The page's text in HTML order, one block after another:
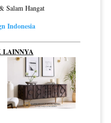
Salam Hangat
Indonesia
LAINNYA